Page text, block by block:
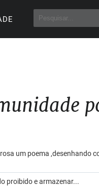
um poema ,desenhando
proibido e armazenar...